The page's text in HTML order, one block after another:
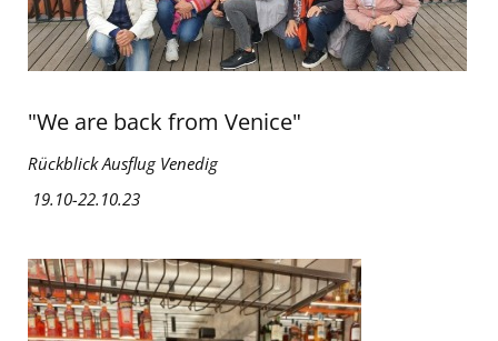
"We are back from Venice"
Rückblick Ausflug Venedig
19.10-22.10.23